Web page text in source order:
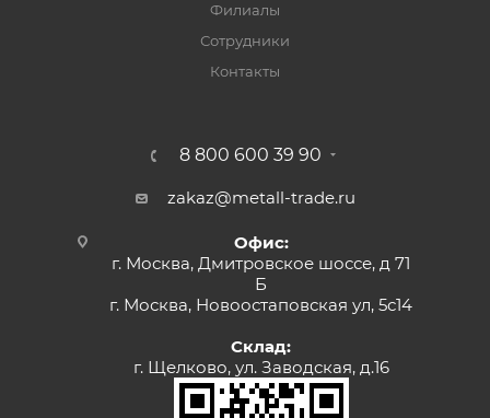
Филиалы
Сотрудники
Контакты
8 800 600 39 90
zakaz@metall-trade.ru
Офис:
г. Москва, Дмитровское шоссе, д 71
Б
г. Москва, Новоостаповская ул, 5с14
Склад:
г. Щелково, ул. Заводская, д.16